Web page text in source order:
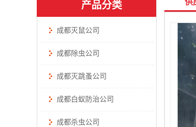
产品分类
成都灭鼠公司
成都除虫公司
成都灭跳蚤公司
成都白蚁防治公司
成都杀虫公司
供